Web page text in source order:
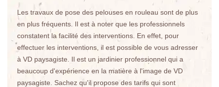
Les travaux de pose des pelouses en rouleau sont de plus
en plus fréquents. Il est à noter que les professionnels
constatent la facilité des interventions. En effet, pour
effectuer les interventions, il est possible de vous adresser
à VD paysagiste. Il est un jardinier professionnel qui a
beaucoup d'expérience en la matière à l'image de VD
paysagiste. Sachez qu'il propose des tarifs qui sont